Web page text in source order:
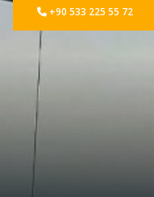
+90 533 225 55 72